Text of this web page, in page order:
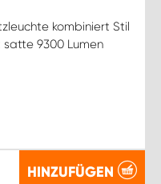
kombiniert Stil
9300 Lumen
HINZUFÜGEN